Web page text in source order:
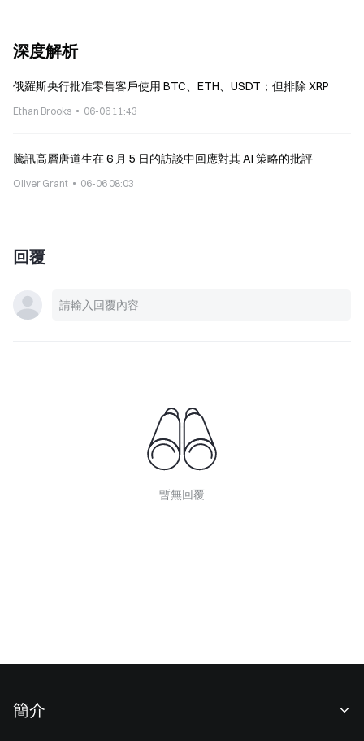
深度解析
俄羅斯央行批准零售客戶使用 BTC、ETH、USDT；但排除 XRP
Ethan Brooks 06-06 11:43
騰訊高層唐道生在 6 月 5 日的訪談中回應對其 AI 策略的批評
Oliver Grant 06-06 08:03
回覆
暫無回覆
簡介